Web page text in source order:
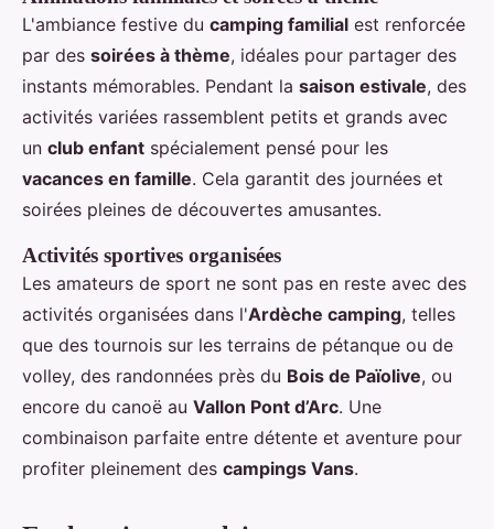
L'ambiance festive du camping familial est renforcée
par des soirées à thème, idéales pour partager des
instants mémorables. Pendant la saison estivale, des
activités variées rassemblent petits et grands avec
un club enfant spécialement pensé pour les
vacances en famille. Cela garantit des journées et
soirées pleines de découvertes amusantes.
Activités sportives organisées
Les amateurs de sport ne sont pas en reste avec des
activités organisées dans l'Ardèche camping, telles
que des tournois sur les terrains de pétanque ou de
volley, des randonnées près du Bois de Païolive, ou
encore du canoë au Vallon Pont d’Arc. Une
combinaison parfaite entre détente et aventure pour
profiter pleinement des campings Vans.